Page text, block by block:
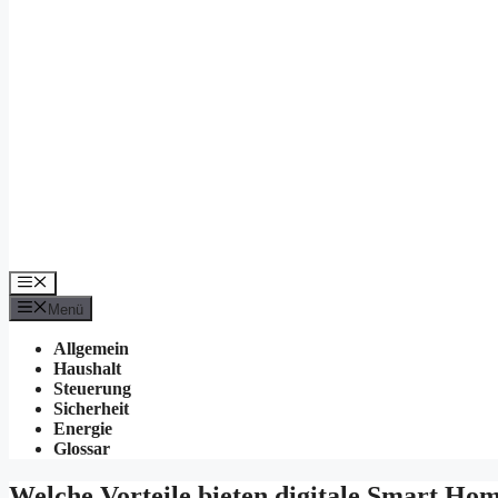
Menü
Menü
Allgemein
Haushalt
Steuerung
Sicherheit
Energie
Glossar